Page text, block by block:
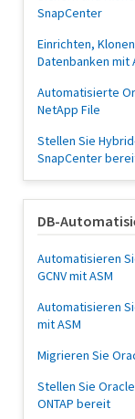
SnapCenter
Einrichten,
Datenbanken mit
Automatisierte
NetApp File
Stellen Sie
SnapCenter
DB-
Automatisieren
GCNV mit ASM
Automatisieren
mit ASM
Migrieren Sie
Stellen Sie
ONTAP bereit